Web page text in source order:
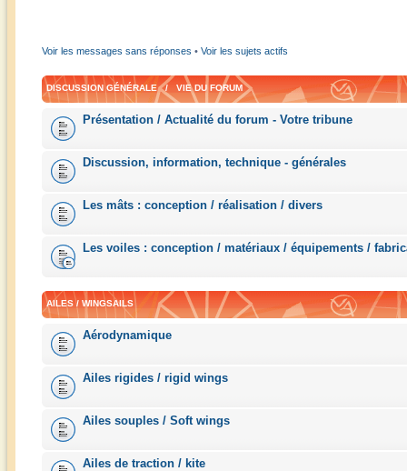
Voir les messages sans réponses • Voir les sujets actifs
DISCUSSION GÉNÉRALE / VIE DU FORUM
Présentation / Actualité du forum - Votre tribune
Discussion, information, technique - générales
Les mâts : conception / réalisation / divers
Les voiles : conception / matériaux / équipements /
AILES / WINGSAILS
Aérodynamique
Ailes rigides / rigid wings
Ailes souples / Soft wings
Ailes de traction / kite